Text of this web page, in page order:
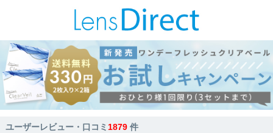
ユーザーレビュー・口コミ1879 件